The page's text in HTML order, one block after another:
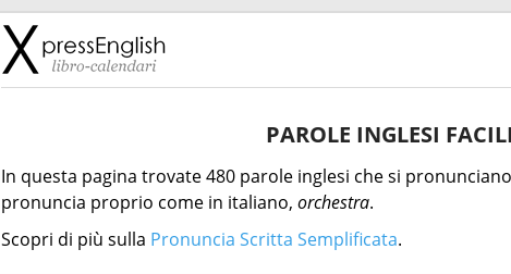
PAROLE INGLESI
In questa pagina trovate 480 parole inglesi che si
pronuncia proprio come in italiano, orchestra.
Scopri di più sulla Pronuncia Scritta Semplificata.